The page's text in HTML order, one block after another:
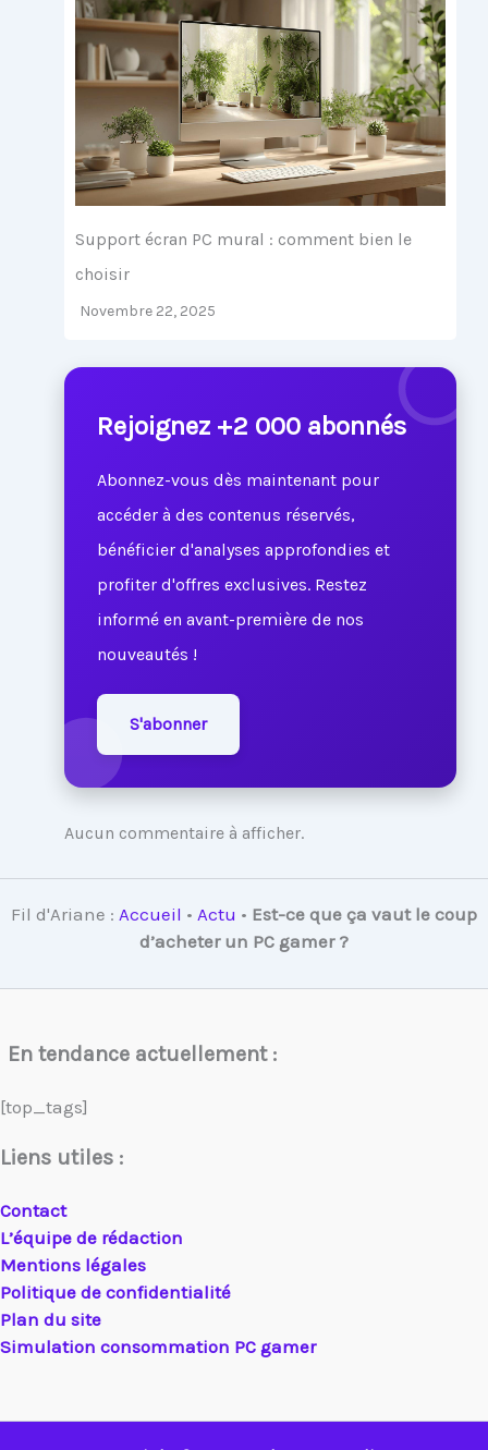
Support écran PC mural : comment bien le
choisir
Novembre 22, 2025
Rejoignez +2 000 abonnés
Abonnez-vous dès maintenant pour
accéder à des contenus réservés,
bénéficier d'analyses approfondies et
profiter d'offres exclusives. Restez
informé en avant-première de nos
nouveautés !
S'abonner
Aucun commentaire à afficher.
Fil d'Ariane : Accueil • Actu • Est-ce que ça vaut le coup
d’acheter un PC gamer ?
En tendance actuellement :
[top_tags]
Liens utiles :
Contact
L’équipe de rédaction
Mentions légales
Politique de confidentialité
Plan du site
Simulation consommation PC gamer